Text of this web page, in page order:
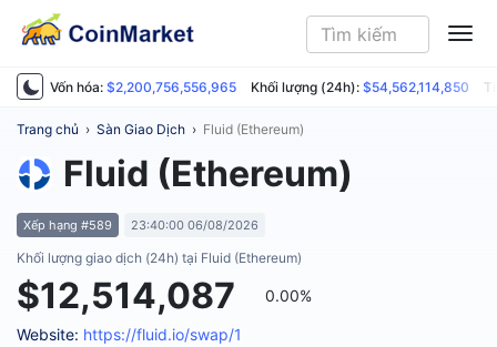
Vốn hóa: $2,200,756,556,965 Khối lượng (24h): $54,562,114,850
Trang chủ › Sàn Giao Dịch › Fluid (Ethereum)
Fluid (Ethereum)
Xếp hạng #589 23:40:00 06/08/2026
Khối lượng giao dịch (24h) tại Fluid (Ethereum)
$12,514,087 0.00%
Website: https://fluid.io/swap/1